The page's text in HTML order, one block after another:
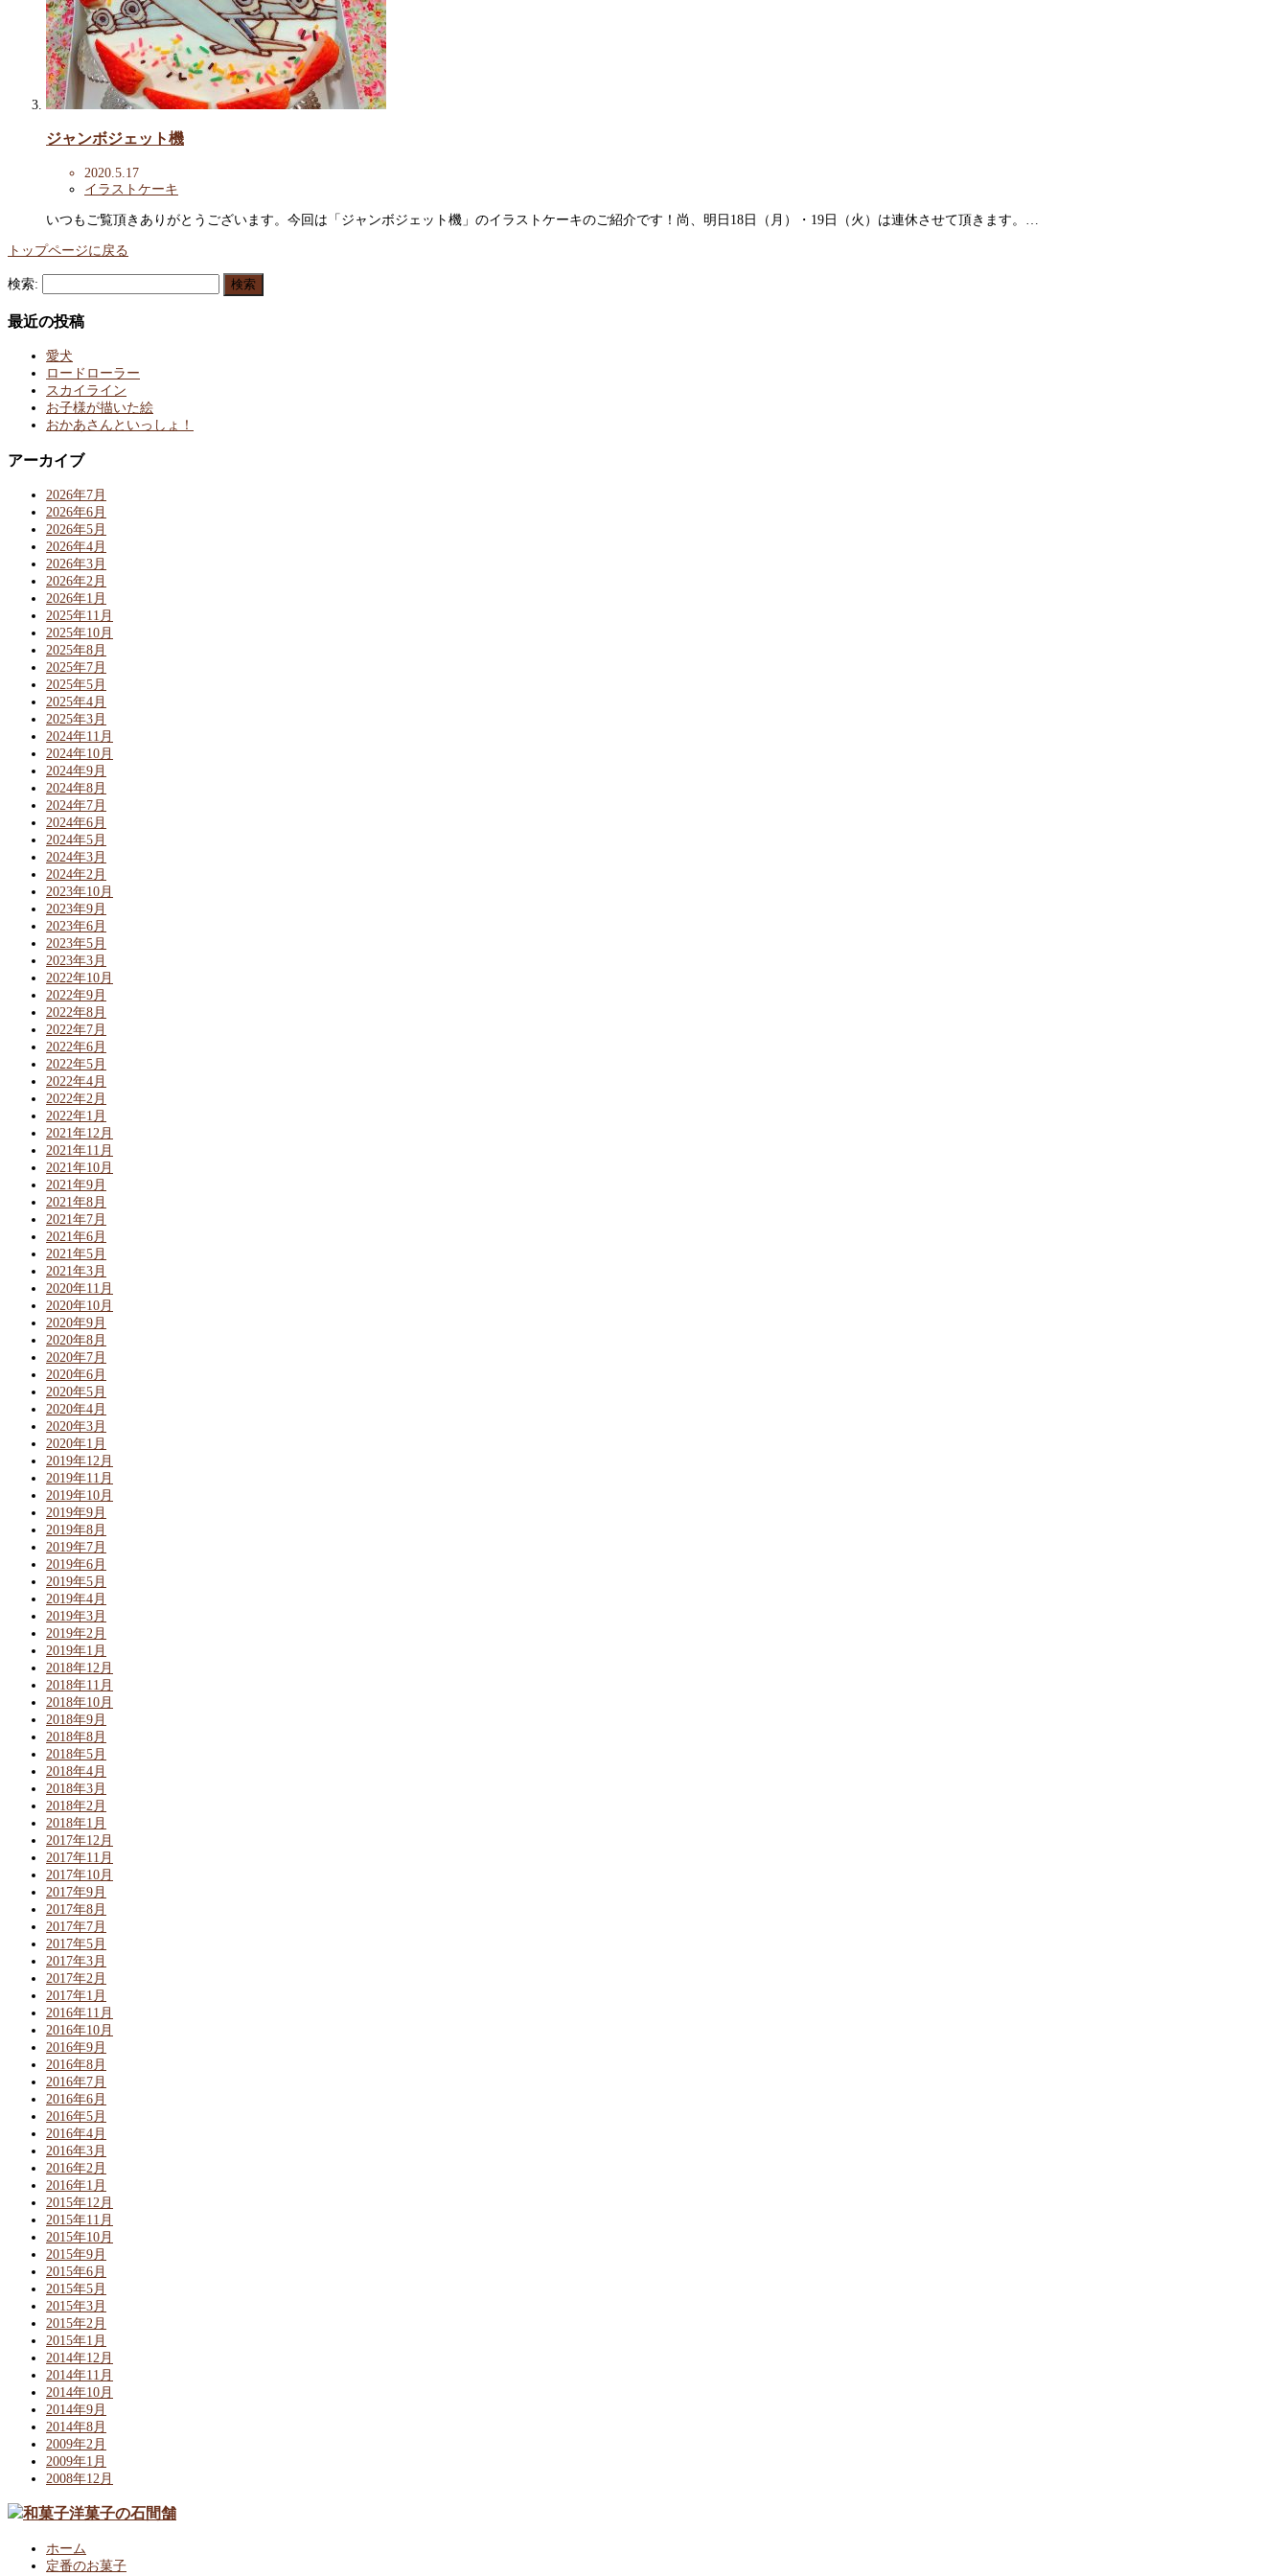
ジャンボジェット機
2020.5.17
イラストケーキ
いつもご覧頂きありがとうございます。今回は「ジャンボジェット機」のイラストケーキのご紹介です！尚、明日18日（月）・19日（火）は連休させて頂きます。…
トップページに戻る
検索:
最近の投稿
愛犬
ロードローラー
スカイライン
お子様が描いた絵
おかあさんといっしょ！
アーカイブ
2026年7月
2026年6月
2026年5月
2026年4月
2026年3月
2026年2月
2026年1月
2025年11月
2025年10月
2025年8月
2025年7月
2025年5月
2025年4月
2025年3月
2024年11月
2024年10月
2024年9月
2024年8月
2024年7月
2024年6月
2024年5月
2024年3月
2024年2月
2023年10月
2023年9月
2023年6月
2023年5月
2023年3月
2022年10月
2022年9月
2022年8月
2022年7月
2022年6月
2022年5月
2022年4月
2022年2月
2022年1月
2021年12月
2021年11月
2021年10月
2021年9月
2021年8月
2021年7月
2021年6月
2021年5月
2021年3月
2020年11月
2020年10月
2020年9月
2020年8月
2020年7月
2020年6月
2020年5月
2020年4月
2020年3月
2020年1月
2019年12月
2019年11月
2019年10月
2019年9月
2019年8月
2019年7月
2019年6月
2019年5月
2019年4月
2019年3月
2019年2月
2019年1月
2018年12月
2018年11月
2018年10月
2018年9月
2018年8月
2018年5月
2018年4月
2018年3月
2018年2月
2018年1月
2017年12月
2017年11月
2017年10月
2017年9月
2017年8月
2017年7月
2017年5月
2017年3月
2017年2月
2017年1月
2016年11月
2016年10月
2016年9月
2016年8月
2016年7月
2016年6月
2016年5月
2016年4月
2016年3月
2016年2月
2016年1月
2015年12月
2015年11月
2015年10月
2015年9月
2015年6月
2015年5月
2015年3月
2015年2月
2015年1月
2014年12月
2014年11月
2014年10月
2014年9月
2014年8月
2009年2月
2009年1月
2008年12月
ホーム
定番のお菓子